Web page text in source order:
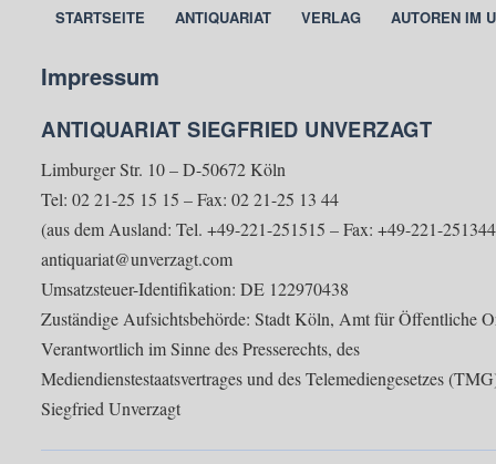
STARTSEITE ANTIQUARIAT VERLAG AUTOREN IM
Impressum
ANTIQUARIAT SIEGFRIED UNVERZAGT
Limburger Str. 10 – D-50672 Köln
Tel: 02 21-25 15 15 – Fax: 02 21-25 13 44
(aus dem Ausland: Tel. +49-221-251515 – Fax: +49-221-
antiquariat@unverzagt.com
Umsatzsteuer-Identifikation: DE 122970438
Zuständige Aufsichtsbehörde: Stadt Köln, Amt für Öffentliche
Verantwortlich im Sinne des Presserechts, des
Mediendienstestaatsvertrages und des Telemediengesetzes
Siegfried Unverzagt